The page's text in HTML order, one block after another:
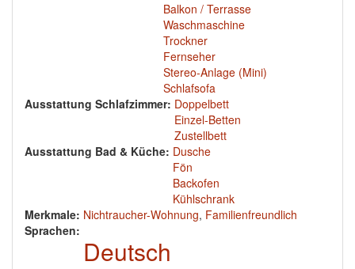
Balkon / Terrasse
Waschmaschine
Trockner
Fernseher
Stereo-Anlage (Mini)
Schlafsofa
Ausstattung Schlafzimmer: Doppelbett
Einzel-Betten
Zustellbett
Ausstattung Bad & Küche: Dusche
Fön
Backofen
Kühlschrank
Merkmale: Nichtraucher-Wohnung, Familienfreundlich
Sprachen:
Deutsch